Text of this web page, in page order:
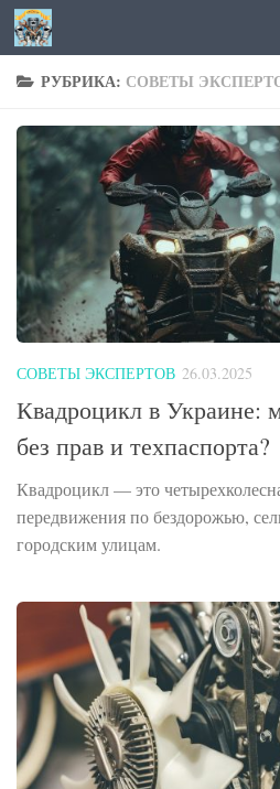
Перейти к содержимому
РУБРИКА: СОВЕТЫ
СОВЕТЫ ЭКСПЕРТОВ 26.03.2025
Квадроцикл в Украине:
без прав и техпаспорта?
Квадроцикл — это
передвижения по бездорожью,
городским улицам.